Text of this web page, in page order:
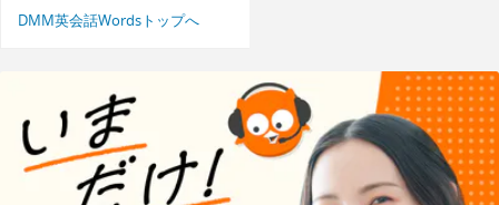
DMM英会話Wordsトップへ